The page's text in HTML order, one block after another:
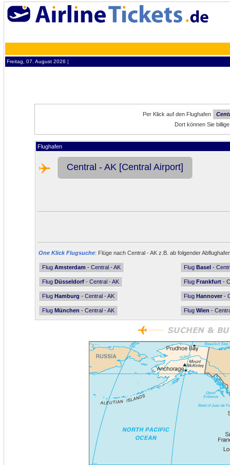
Freitag, 07. August 2026 ¦
Per Klick auf den Flughafen
Dort können Sie
Flughafen
Central - AK [Central Airport]
One Klick Flugsuche: Flüge nach Central - AK z.B. ab folgender
Flug Amsterdam - Central - AK Flug Basel -
Flug Düsseldorf - Central - AK Flug Frankfurt -
Flug Hamburg - Central - AK Flug Hannover -
Flug München - Central - AK Flug Wien -